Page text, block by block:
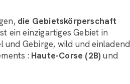
die Gebietskörperschaft
ein einzigartiges Gebiet in
und Gebirge, wild und einladend
: Haute-Corse (2B) und